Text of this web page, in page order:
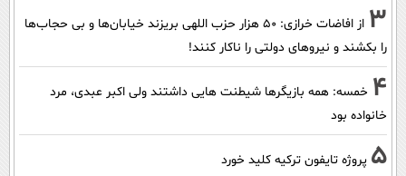
3
از افاضات خرازی: ۵۰ هزار حزب اللهی بریزند خیابان‌ها و بی حجاب‌ها
را بکشند و نیرو‌های دولتی را ناکار کنند!
4 خمسه: همه بازیگرها شیطنت هایی داشتند ولی اکبر عبدی، مرد
خانواده بود
5 پروژه تایفون ترکیه کلید خورد